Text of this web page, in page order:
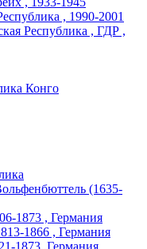
, 1990-2001
Республика , ГДР ,
Конго
(1635-
1873 , Германия
1866 , Германия
1873 ,Германия